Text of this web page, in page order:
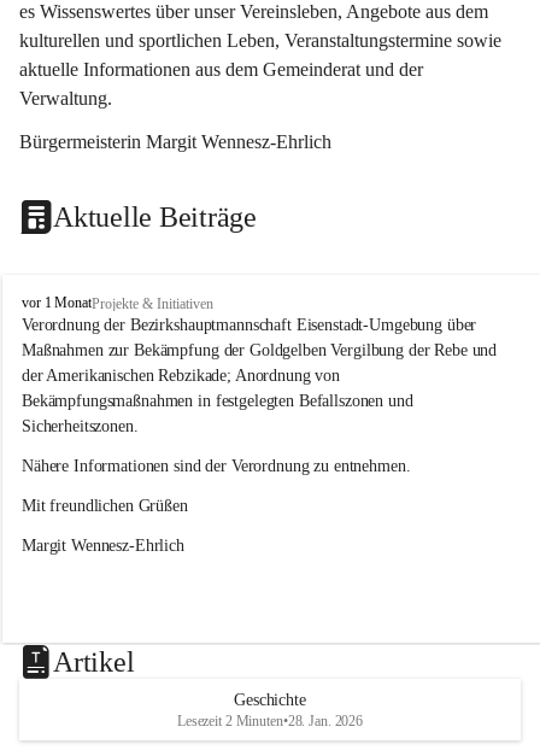
es Wissenswertes über unser Vereinsleben, Angebote aus dem
kulturellen und sportlichen Leben, Veranstaltungstermine sowie
aktuelle Informationen aus dem Gemeinderat und der
Verwaltung.
Bürgermeisterin Margit Wennesz-Ehrlich
Aktuelle Beiträge
O
s
l
i
p
vor 1 MonatProjekte & Initiativen
Verordnung der Bezirkshauptmannschaft Eisenstadt-Umgebung über
Maßnahmen zur Bekämpfung der Goldgelben Vergilbung der Rebe und
der Amerikanischen Rebzikade; Anordnung von
Bekämpfungsmaßnahmen in festgelegten Befallszonen und
Sicherheitszonen.
Nähere Informationen sind der Verordnung zu entnehmen.
Mit freundlichen Grüßen
Margit Wennesz-Ehrlich
Artikel
Geschichte
Lesezeit 2 Minuten•28. Jan. 2026